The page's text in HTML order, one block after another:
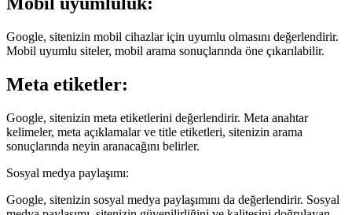
Google, sitenizin mobil cihazlar için uyumlu olmasını değerlendirir.
Mobil uyumlu siteler, mobil arama sonuçlarında öne çıkarılabilir.
Meta etiketler:
Google, sitenizin meta etiketlerini değerlendirir. Meta anahtar
kelimeler, meta açıklamalar ve title etiketleri, sitenizin arama
sonuçlarında neyin aranacağını belirler.
Sosyal medya paylaşımı:
Google, sitenizin sosyal medya paylaşımını da değerlendirir. Sosyal